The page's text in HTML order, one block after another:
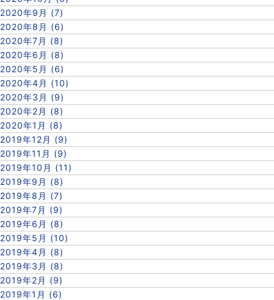
2020年9月 (7)
2020年8月 (6)
2020年7月 (8)
2020年6月 (8)
2020年5月 (6)
2020年4月 (10)
2020年3月 (9)
2020年2月 (8)
2020年1月 (8)
2019年12月 (9)
2019年11月 (9)
2019年10月 (11)
2019年9月 (8)
2019年8月 (7)
2019年7月 (9)
2019年6月 (8)
2019年5月 (10)
2019年4月 (8)
2019年3月 (8)
2019年2月 (9)
2019年1月 (6)